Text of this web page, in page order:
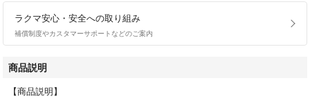
ラクマ安心・安全への取り組み
補償制度やカスタマーサポートなどのご案内
商品説明
【商品説明】